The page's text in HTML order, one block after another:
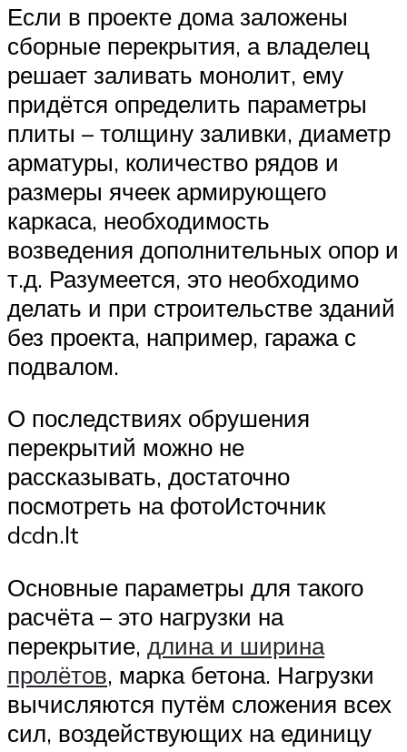
Если в проекте дома заложены
сборные перекрытия, а владелец
решает заливать монолит, ему
придётся определить параметры
плиты – толщину заливки, диаметр
арматуры, количество рядов и
размеры ячеек армирующего
каркаса, необходимость
возведения дополнительных опор и
т.д. Разумеется, это необходимо
делать и при строительстве зданий
без проекта, например, гаража с
подвалом.
О последствиях обрушения
перекрытий можно не
рассказывать, достаточно
посмотреть на фотоИсточник
dcdn.lt
Основные параметры для такого
расчёта – это нагрузки на
перекрытие, длина и ширина
пролётов, марка бетона. Нагрузки
вычисляются путём сложения всех
сил, воздействующих на единицу